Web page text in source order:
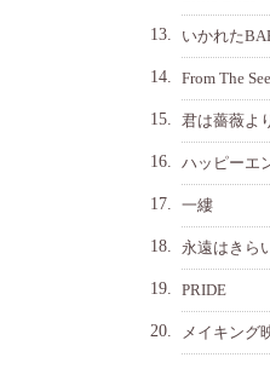
13. いかれた
14. From The
15. 君は薔薇よ
16. ハッピーエ
17. 一縷
18. 永遠はきら
19. PRIDE
20. メイキング